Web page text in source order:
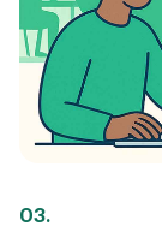
03.